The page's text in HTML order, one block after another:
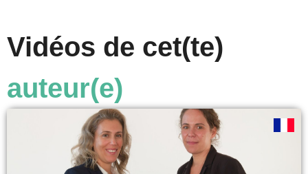
Vidéos de cet(te)
auteur(e)